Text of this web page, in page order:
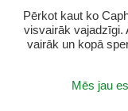
Pērkot kaut ko
visvairāk vajadzīgi.
vairāk un kopā
Mēs jau